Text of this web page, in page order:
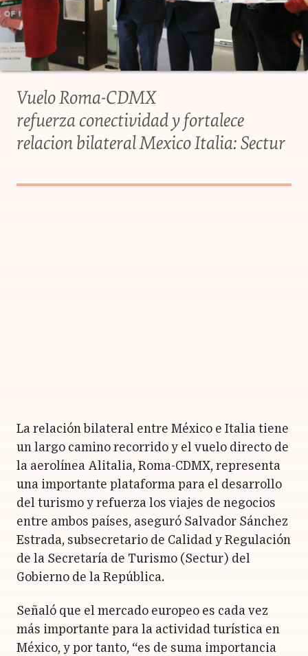
Vuelo Roma-CDMX
refuerza conectividad y fortalece
relacion bilateral Mexico Italia: Sectur
La relación bilateral entre México e Italia tiene
un largo camino recorrido y el vuelo directo de
la aerolínea Alitalia, Roma-CDMX, representa
una importante plataforma para el desarrollo
del turismo y refuerza los viajes de negocios
entre ambos países, aseguró Salvador Sánchez
Estrada, subsecretario de Calidad y Regulación
de la Secretaría de Turismo (Sectur) del
Gobierno de la República.
Señaló que el mercado europeo es cada vez
más importante para la actividad turística en
México, y por tanto, “es de suma importancia